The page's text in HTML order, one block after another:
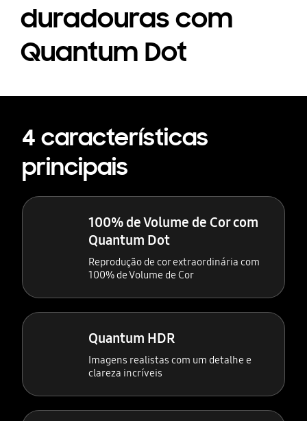
duradouras com
Quantum Dot
4 características
principais
100% de Volume de Cor com
Quantum Dot
Reprodução de cor extraordinária com
100% de Volume de Cor
Quantum HDR
Imagens realistas com um detalhe e
clareza incríveis